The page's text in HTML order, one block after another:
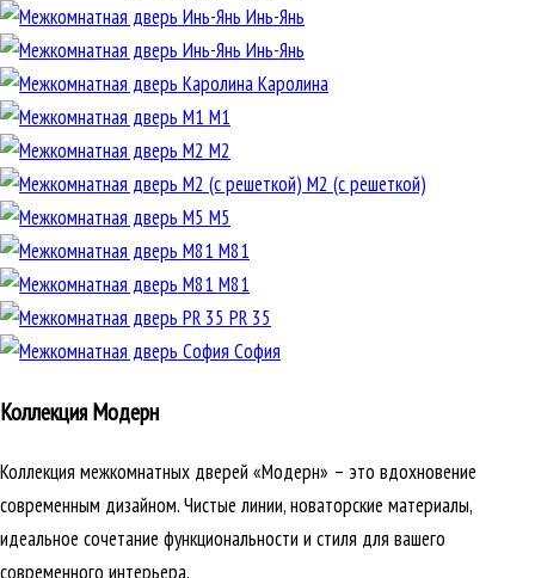
Инь-Янь
Инь-Янь
Каролина
М1
М2
М2 (с решеткой)
М5
М81
М81
PR 35
София
Коллекция Модерн
Коллекция межкомнатных дверей «Модерн» – это вдохновение
современным дизайном. Чистые линии, новаторские материалы,
идеальное сочетание функциональности и стиля для вашего
современного интерьера.